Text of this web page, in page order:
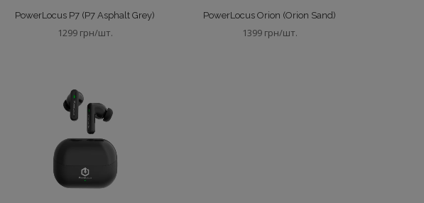
PowerLocus P7 (P7 Asphalt Grey)
1299 грн/шт.
PowerLocus Orion (Orion Sand)
1399 грн/шт.